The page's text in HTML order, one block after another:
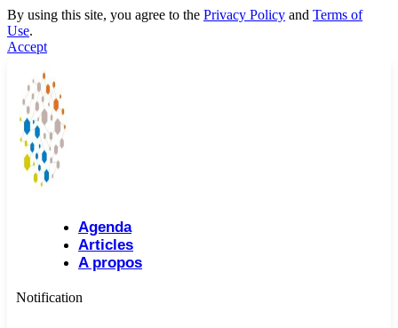
By using this site, you agree to the Privacy Policy and Terms of
Use.
Accept
Agenda
Articles
A propos
Notification